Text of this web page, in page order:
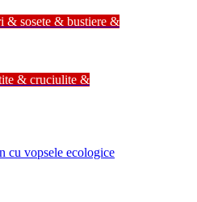
& sosete & bustiere &
& cruciulite &
cu vopsele ecologice